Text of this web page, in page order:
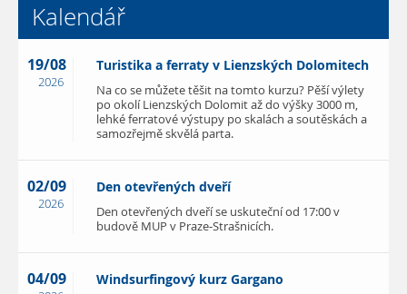
Kalendář
19/08
2026
Turistika a ferraty v Lienzských Dolomitech
Na co se můžete těšit na tomto kurzu? Pěší výlety
po okolí Lienzských Dolomit až do výšky 3000 m,
lehké ferratové výstupy po skalách a soutěskách a
samozřejmě skvělá parta.
02/09
2026
Den otevřených dveří
Den otevřených dveří se uskuteční od 17:00 v
budově MUP v Praze-Strašnicích.
04/09 Windsurfingový kurz Gargano